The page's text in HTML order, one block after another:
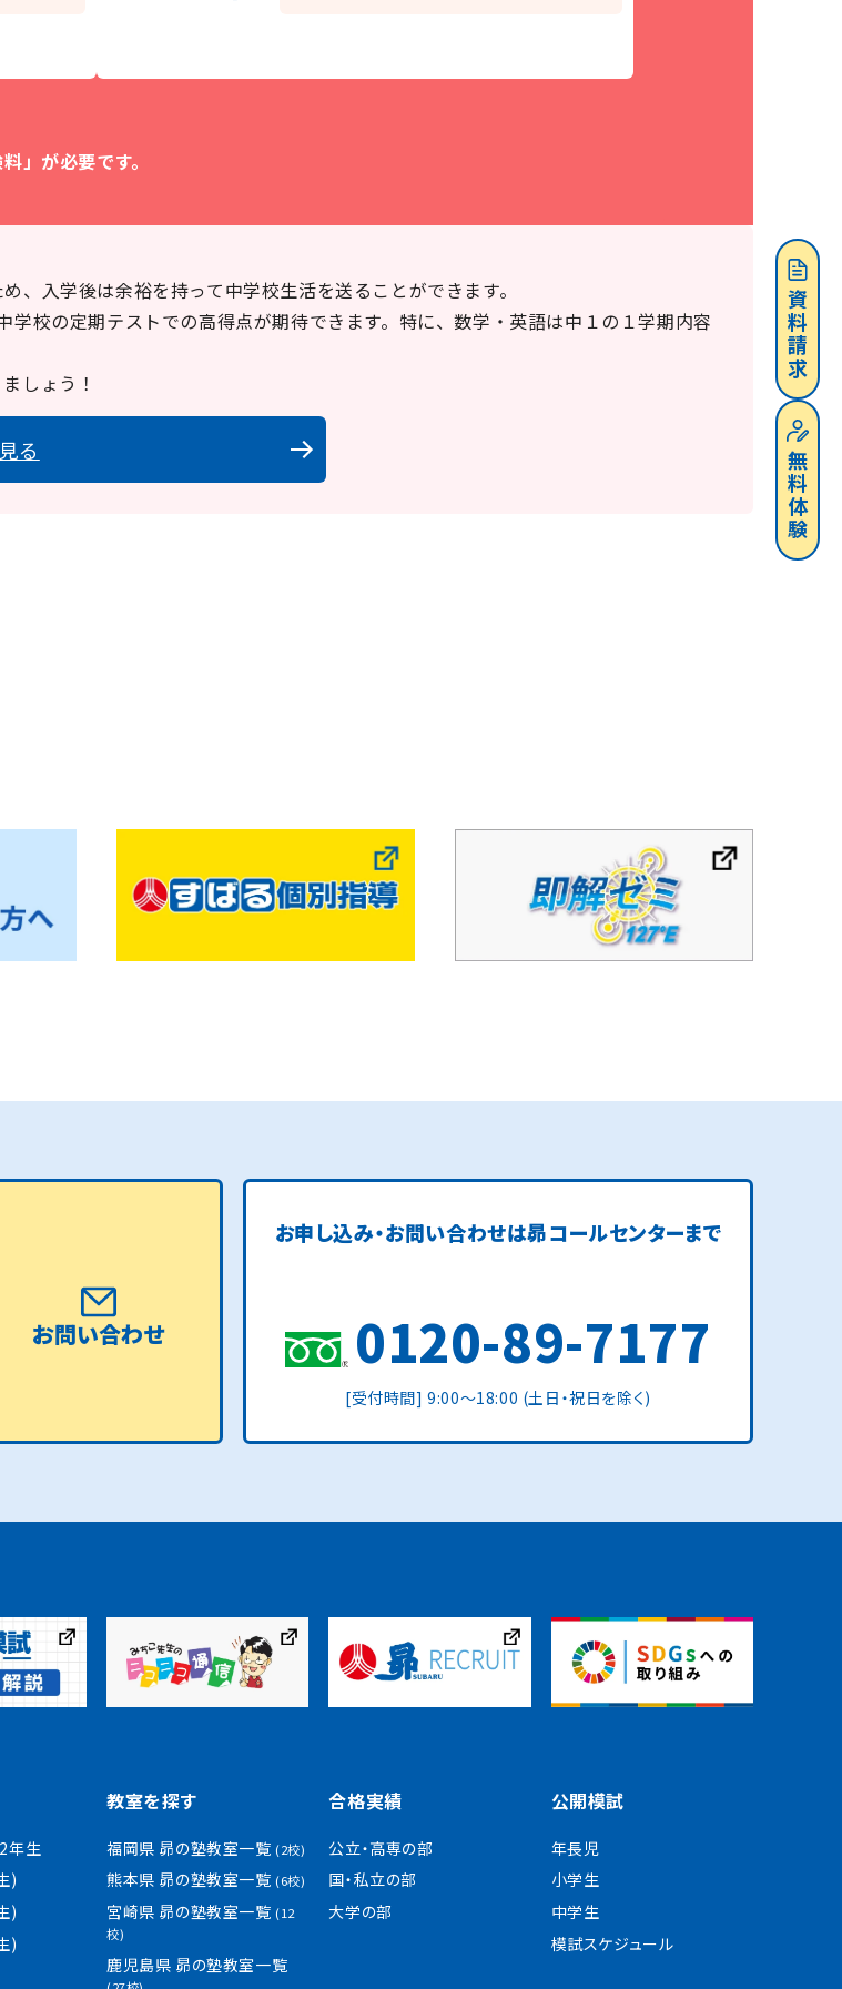
資料請求
無料体験
」が必要です。
入学後は余裕を持って中学校生活を送ることができます。
校の定期テストでの高得点が期待できます。特に、数学・英語は中１の１学期内容
しょう！
る
お問い合わせ
お申し込み・お問い合わせは昴コールセンターまで
0120-89-7177
[受付時間] 9:00〜18:00 (土日・祝日を除く)
年生
)
)
)
教室を探す
福岡県 昴の塾教室一覧(2校)
熊本県 昴の塾教室一覧(6校)
宮崎県 昴の塾教室一覧(12
校)
鹿児島県 昴の塾教室一覧
合格実績
公立・高専の部
国・私立の部
大学の部
公開模試
年長児
小学生
中学生
模試スケジュール